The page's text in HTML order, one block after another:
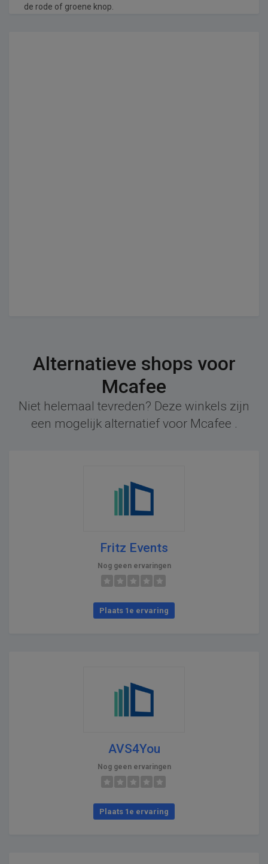
de rode of groene knop.
Alternatieve shops voor
Mcafee
Niet helemaal tevreden? Deze winkels zijn
een mogelijk alternatief voor Mcafee .
Fritz Events
Nog geen ervaringen
Plaats 1e ervaring
AVS4You
Nog geen ervaringen
Plaats 1e ervaring